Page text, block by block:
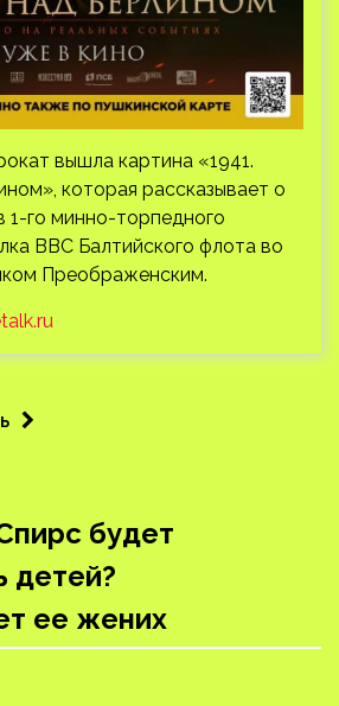
вышла картина «1941.
которая рассказывает о
1-го минно-торпедного
ВВС Балтийского флота во
Преображенским.
будет
детей?
ее жених